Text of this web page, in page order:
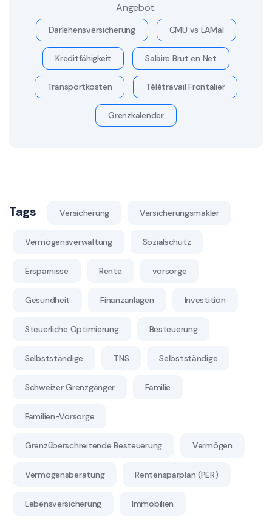
Angebot.
Darlehensversicherung CMU vs LAMal
Kreditfähigkeit Salaire Brut en Net
Transportkosten Télétravail Frontalier
Grenzkalender
Tags Versicherung Versicherungsmakler
Vermögensverwaltung Sozialschutz
Ersparnisse Rente vorsorge
Gesundheit Finanzanlagen Investition
Steuerliche Optimierung Besteuerung
Selbstständige TNS Selbstständige
Schweizer Grenzgänger Familie
Familien-Vorsorge
Grenzüberschreitende Besteuerung Vermögen
Vermögensberatung Rentensparplan (PER)
Lebensversicherung Immobilien